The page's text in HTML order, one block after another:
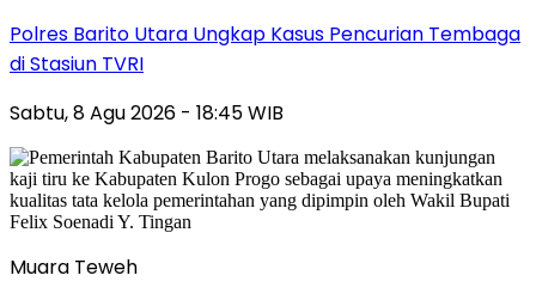
Polres Barito Utara Ungkap Kasus Pencurian Tembaga
di Stasiun TVRI
Sabtu, 8 Agu 2026 - 18:45 WIB
Muara Teweh